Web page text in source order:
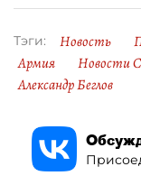
Тэги: Новость
Армия
Новости
Александр Беглов